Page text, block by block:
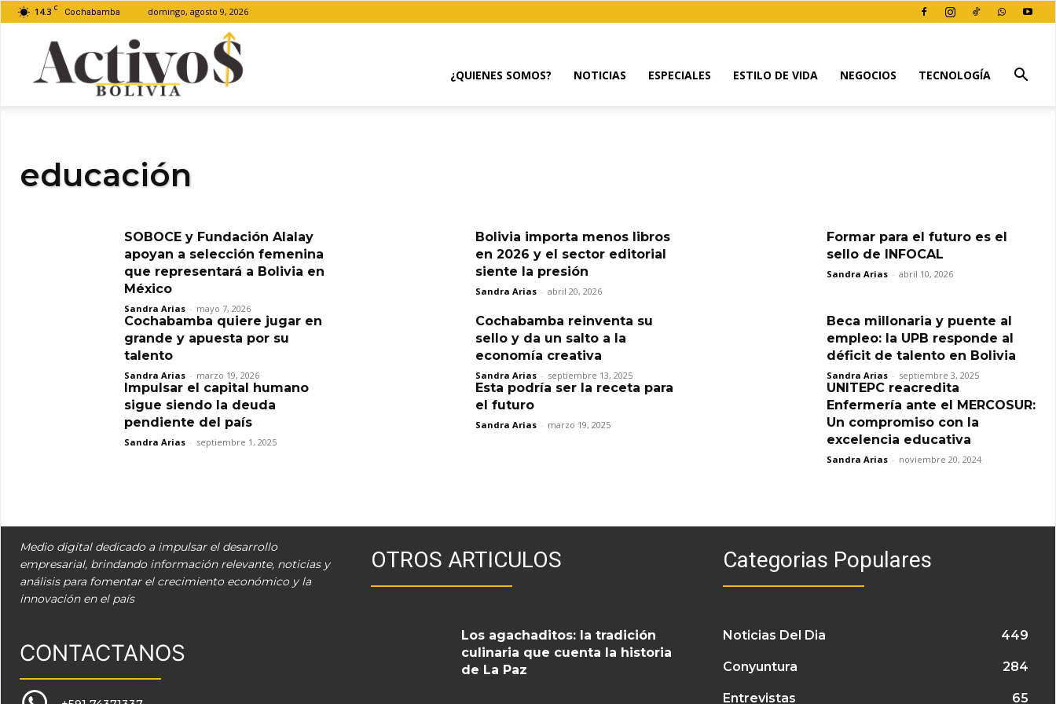
14.3 C Cochabamba domingo, agosto 9, 2026
¿QUIENES SOMOS? NOTICIAS ESPECIALES ESTILO DE VIDA NEGOCIOS TECNOLOGÍA
educación
SOBOCE y Fundación Alalay
apoyan a selección femenina
que representará a Bolivia en
México
Sandra Arias - mayo 7, 2026
Bolivia importa menos libros
en 2026 y el sector editorial
siente la presión
Sandra Arias - abril 20, 2026
Formar para el futuro es el
sello de INFOCAL
Sandra Arias - abril 10, 2026
Cochabamba quiere jugar en
grande y apuesta por su
talento
Sandra Arias - marzo 19, 2026
Cochabamba reinventa su
sello y da un salto a la
economía creativa
Sandra Arias - septiembre 13, 2025
Beca millonaria y puente al
empleo: la UPB responde al
déficit de talento en Bolivia
Sandra Arias - septiembre 3, 2025
Impulsar el capital humano
sigue siendo la deuda
pendiente del país
Sandra Arias - septiembre 1, 2025
Esta podría ser la receta para
el futuro
Sandra Arias - marzo 19, 2025
UNITEPC reacredita
Enfermería ante el MERCOSUR:
Un compromiso con la
excelencia educativa
Sandra Arias - noviembre 20, 2024
Medio digital dedicado a impulsar el desarrollo
empresarial, brindando información relevante, noticias y
análisis para fomentar el crecimiento económico y la
innovación en el país
CONTACTANOS
OTROS ARTICULOS
Los agachaditos: la tradición
culinaria que cuenta la historia
de La Paz
Categorias Populares
Noticias Del Dia 449
Conyuntura 284
Entrevistas 65